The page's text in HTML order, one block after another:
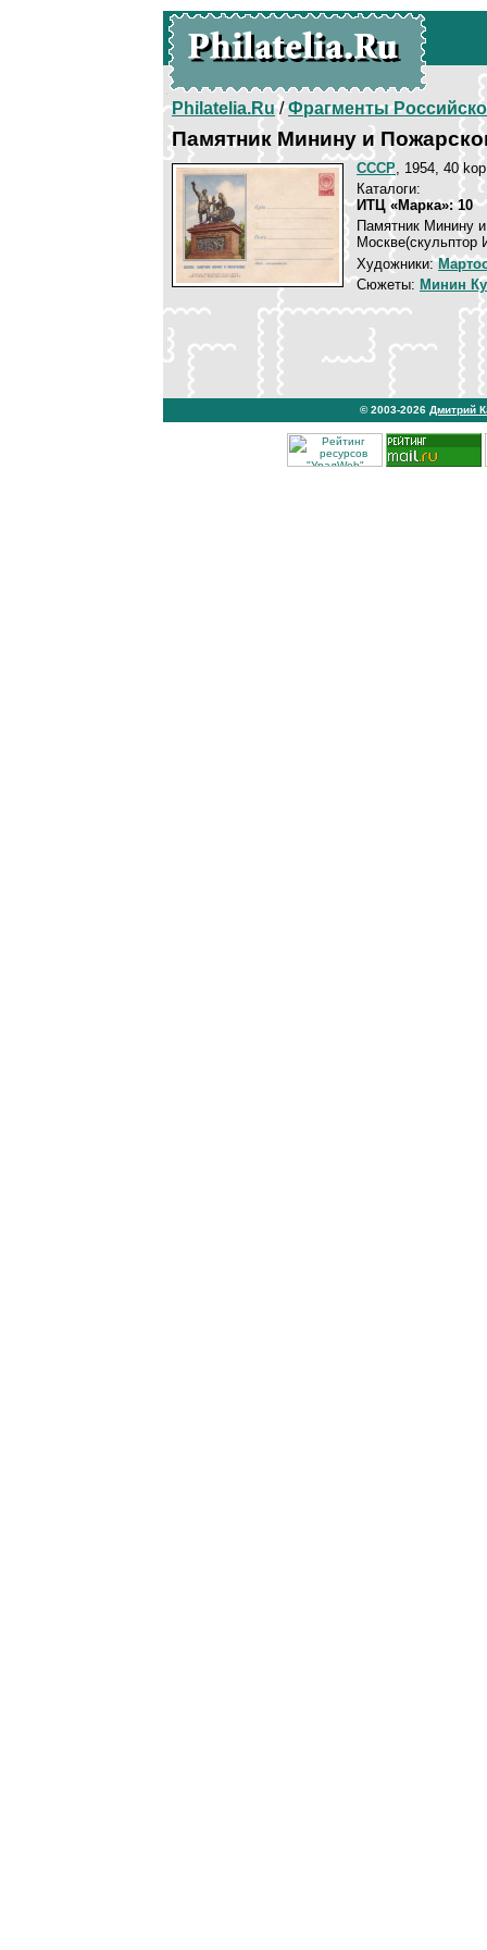
Philatelia.Ru/Фрагменты
Памятник Минину и
СССР, 1954, 40
Каталоги:
ИТЦ «Марка»: 10
Памятник Минину
Москве(скульптор
Художники:
Сюжеты: Минин
© 2003-2026 Дмитрий